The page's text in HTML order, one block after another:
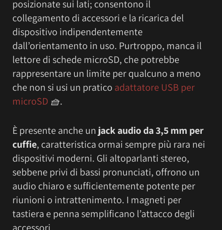
posizionate sui lati; consentono il
collegamento di accessori e la ricarica del
dispositivo indipendentemente
dall’orientamento in uso. Purtroppo, manca il
lettore di schede microSD, che potrebbe
rappresentare un limite per qualcuno a meno
che non si usi un pratico adattatore USB per
microSD 🧺.
È presente anche un jack audio da 3,5 mm per
cuffie, caratteristica ormai sempre più rara nei
dispositivi moderni. Gli altoparlanti stereo,
sebbene privi di bassi pronunciati, offrono un
audio chiaro e sufficientemente potente per
riunioni o intrattenimento. I magneti per
tastiera e penna semplificano l’attacco degli